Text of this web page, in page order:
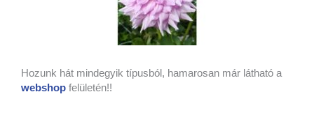
Hozunk hát mindegyik típusból, hamarosan már látható a
webshop felületén!!